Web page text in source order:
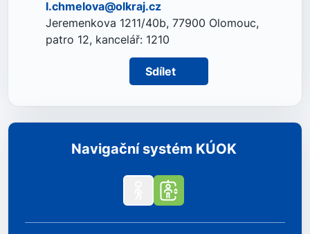
l.chmelova@olkraj.cz
Jeremenkova 1211/40b, 77900 Olomouc,
patro 12, kancelář: 1210
Sdílet
Navigační systém KÚOK